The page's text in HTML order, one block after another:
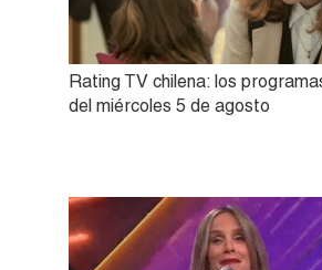
Rating TV chilena: los
del miércoles 5 de agosto